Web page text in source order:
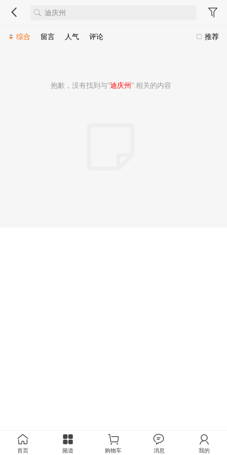
推荐
综合 留言 人气 评论
抱歉，没有找到与“迪庆州” 相关的内容
首页 频道 购物车 消息 我的